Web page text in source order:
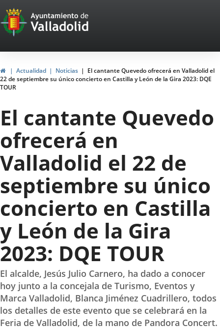
Portal
Web
del
Ayuntamiento
de
Valladolid
InicioActualidad Noticias
El cantante Quevedo ofrecerá en Valladolid el
22 de septiembre su único concierto en Castilla y León de la Gira 2023: DQE
TOUR
El cantante Quevedo
ofrecerá en
Valladolid el 22 de
septiembre su único
concierto en Castilla
y León de la Gira
2023: DQE TOUR
El alcalde, Jesús Julio Carnero, ha dado a conocer
hoy junto a la concejala de Turismo, Eventos y
Marca Valladolid, Blanca Jiménez Cuadrillero, todos
los detalles de este evento que se celebrará en la
Feria de Valladolid, de la mano de Pandora Concert.